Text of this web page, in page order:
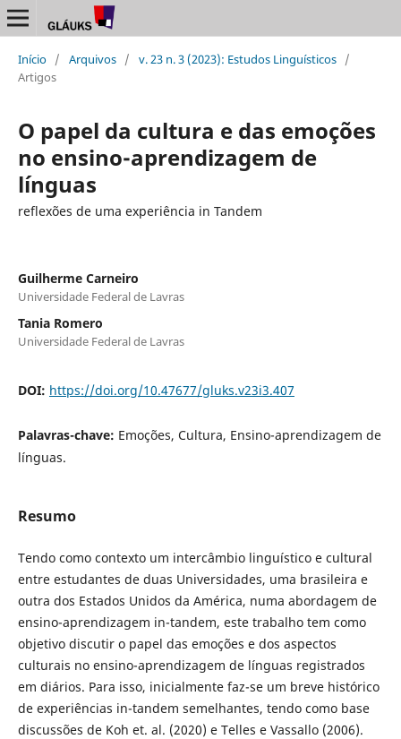
Início / Arquivos / v. 23 n. 3 (2023): Estudos Linguísticos /
Artigos
O papel da cultura e das emoções
no ensino-aprendizagem de
línguas
reflexões de uma experiência in Tandem
Guilherme Carneiro
Universidade Federal de Lavras
Tania Romero
Universidade Federal de Lavras
DOI: https://doi.org/10.47677/gluks.v23i3.407
Palavras-chave: Emoções, Cultura, Ensino-aprendizagem de
línguas.
Resumo
Tendo como contexto um intercâmbio linguístico e cultural
entre estudantes de duas Universidades, uma brasileira e
outra dos Estados Unidos da América, numa abordagem de
ensino-aprendizagem in-tandem, este trabalho tem como
objetivo discutir o papel das emoções e dos aspectos
culturais no ensino-aprendizagem de línguas registrados
em diários. Para isso, inicialmente faz-se um breve histórico
de experiências in-tandem semelhantes, tendo como base
discussões de Koh et. al. (2020) e Telles e Vassallo (2006).